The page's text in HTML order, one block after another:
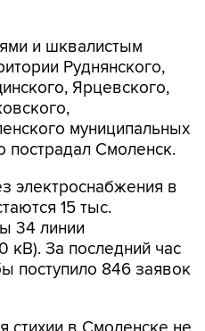
и шквалистым
Руднянского,
Ярцевского,
муниципальных
пострадал Смоленск.
электроснабжения в
15 тыс.
34 линии
кВ). За последний час
поступило 846 заявок